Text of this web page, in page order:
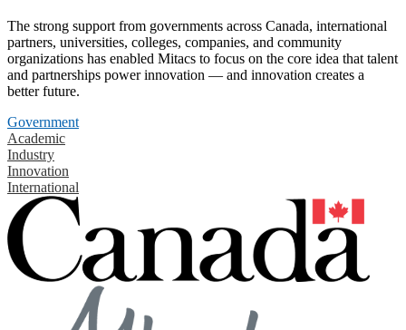
The strong support from governments across Canada, international
partners, universities, colleges, companies, and community
organizations has enabled Mitacs to focus on the core idea that talent
and partnerships power innovation — and innovation creates a
better future.
Government
Academic
Industry
Innovation
International